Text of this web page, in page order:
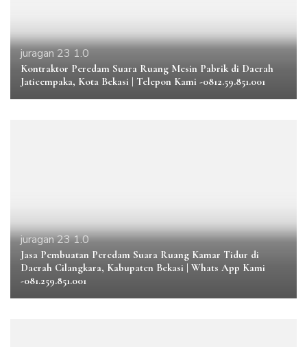
juragan 23 1.0
Kontraktor Peredam Suara Ruang Mesin Pabrik di Daerah
Jaticempaka, Kota Bekasi | Telepon Kami -0812.59.851.001
juragan 23 1.0
Jasa Pembuatan Peredam Suara Ruang Kamar Tidur di
Daerah Cilangkara, Kabupaten Bekasi | Whats App Kami
-081.259.851.001